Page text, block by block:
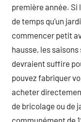
première année. Si
de temps qu’un
commencer petit
hausse, les
devraient suffire
pouvez fabriquer
acheter
de bricolage ou de
communément de